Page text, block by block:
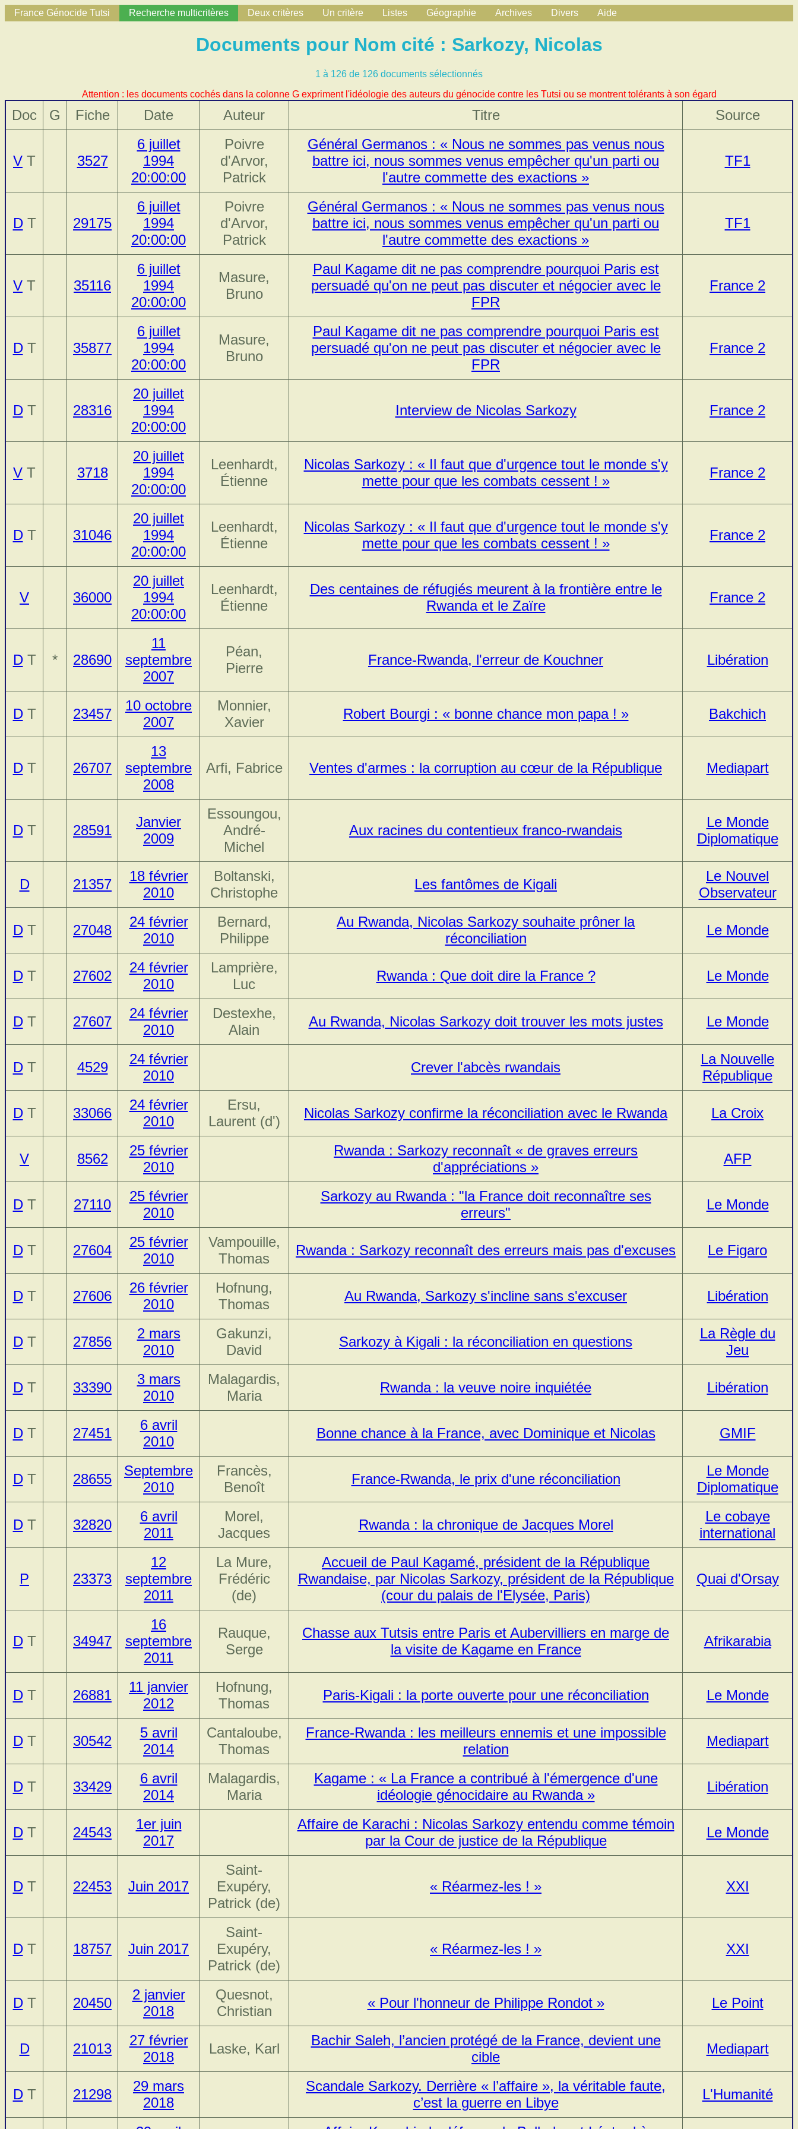
France Génocide Tutsi Recherche multicritères Deux critères Un critère Listes Géographie Archives Divers Aide
Documents pour Nom cité : Sarkozy, Nicolas
1 à 126 de 126 documents sélectionnés
Attention : les documents cochés dans la colonne G expriment l'idéologie des auteurs du génocide contre les Tutsi ou se montrent tolérants à son égard
Doc G Fiche Date Auteur Titre Source
V T 3527
6 juillet
1994
20:00:00
Poivre
d'Arvor,
Patrick
Général Germanos : « Nous ne sommes pas venus nous
battre ici, nous sommes venus empêcher qu'un parti ou
l'autre commette des exactions »
TF1
DT 29175
6 juillet
1994
20:00:00
Poivre
d'Arvor,
Patrick
Général Germanos : « Nous ne sommes pas venus nous
battre ici, nous sommes venus empêcher qu'un parti ou
l'autre commette des exactions »
TF1
V T 35116
6 juillet
1994
20:00:00
Masure,
Bruno
Paul Kagame dit ne pas comprendre pourquoi Paris est
persuadé qu'on ne peut pas discuter et négocier avec le
FPR
France 2
DT 35877
6 juillet
1994
20:00:00
Masure,
Bruno
Paul Kagame dit ne pas comprendre pourquoi Paris est
persuadé qu'on ne peut pas discuter et négocier avec le
FPR
France 2
DT 28316
20 juillet
1994
20:00:00
Interview de Nicolas Sarkozy France 2
V T 3718
20 juillet
1994
20:00:00
Leenhardt,
Étienne
Nicolas Sarkozy : « Il faut que d'urgence tout le monde s'y
mette pour que les combats cessent ! »
France 2
DT 31046
20 juillet
1994
20:00:00
Leenhardt,
Étienne
Nicolas Sarkozy : « Il faut que d'urgence tout le monde s'y
mette pour que les combats cessent ! »
France 2
V 36000
20 juillet
1994
20:00:00
Leenhardt,
Étienne
Des centaines de réfugiés meurent à la frontière entre le
Rwanda et le Zaïre
France 2
DT * 28690
11
septembre
2007
Péan,
Pierre
France-Rwanda, l'erreur de Kouchner Libération
DT 23457
10 octobre
2007
Monnier,
Xavier
Robert Bourgi : « bonne chance mon papa ! » Bakchich
DT 26707
13
septembre
2008
Arfi, Fabrice Ventes d'armes : la corruption au cœur de la République Mediapart
DT 28591
Janvier
2009
Essoungou,
André-
Michel
Aux racines du contentieux franco-rwandais
Le Monde
Diplomatique
D 21357
18 février
2010
Boltanski,
Christophe
Les fantômes de Kigali
Le Nouvel
Observateur
DT 27048
24 février
2010
Bernard,
Philippe
Au Rwanda, Nicolas Sarkozy souhaite prôner la
réconciliation
Le Monde
DT 27602
24 février
2010
Lamprière,
Luc
Rwanda : Que doit dire la France ? Le Monde
DT 27607
24 février
2010
Destexhe,
Alain
Au Rwanda, Nicolas Sarkozy doit trouver les mots justes Le Monde
DT 4529
24 février
2010
Crever l'abcès rwandais
La Nouvelle
République
DT 33066
24 février
2010
Ersu,
Laurent (d')
Nicolas Sarkozy confirme la réconciliation avec le Rwanda La Croix
V 8562
25 février
2010
Rwanda : Sarkozy reconnaît « de graves erreurs
d'appréciations »
AFP
DT 27110
25 février
2010
Sarkozy au Rwanda : "la France doit reconnaître ses
erreurs"
Le Monde
DT 27604
25 février
2010
Vampouille,
Thomas
Rwanda : Sarkozy reconnaît des erreurs mais pas d'excuses Le Figaro
DT 27606
26 février
2010
Hofnung,
Thomas
Au Rwanda, Sarkozy s'incline sans s'excuser Libération
DT 27856
2 mars
2010
Gakunzi,
David
Sarkozy à Kigali : la réconciliation en questions
La Règle du
Jeu
DT 33390
3 mars
2010
Malagardis,
Maria
Rwanda : la veuve noire inquiétée Libération
DT 27451
6 avril
2010
Bonne chance à la France, avec Dominique et Nicolas GMIF
DT 28655
Septembre
2010
Francès,
Benoît
France-Rwanda, le prix d'une réconciliation
Le Monde
Diplomatique
DT 32820
6 avril
2011
Morel,
Jacques
Rwanda : la chronique de Jacques Morel
Le cobaye
international
P 23373
12
septembre
2011
La Mure,
Frédéric
(de)
Accueil de Paul Kagamé, président de la République
Rwandaise, par Nicolas Sarkozy, président de la République
(cour du palais de l'Elysée, Paris)
Quai d'Orsay
DT 34947
16
septembre
2011
Rauque,
Serge
Chasse aux Tutsis entre Paris et Aubervilliers en marge de
la visite de Kagame en France
Afrikarabia
DT 26881
11 janvier
2012
Hofnung,
Thomas
Paris-Kigali : la porte ouverte pour une réconciliation Le Monde
DT 30542
5 avril
2014
Cantaloube,
Thomas
France-Rwanda : les meilleurs ennemis et une impossible
relation
Mediapart
DT 33429
6 avril
2014
Malagardis,
Maria
Kagame : « La France a contribué à l'émergence d'une
idéologie génocidaire au Rwanda »
Libération
DT 24543
1er juin
2017
Affaire de Karachi : Nicolas Sarkozy entendu comme témoin
par la Cour de justice de la République
Le Monde
DT 22453 Juin 2017
Saint-
Exupéry,
Patrick (de)
« Réarmez-les ! » XXI
DT 18757 Juin 2017
Saint-
Exupéry,
Patrick (de)
« Réarmez-les ! » XXI
DT 20450
2 janvier
2018
Quesnot,
Christian
« Pour l'honneur de Philippe Rondot » Le Point
D 21013
27 février
2018
Laske, Karl
Bachir Saleh, l’ancien protégé de la France, devient une
cible
Mediapart
DT 21298
29 mars
2018
Scandale Sarkozy. Derrière « l’affaire », la véritable faute,
c’est la guerre en Libye
L'Humanité